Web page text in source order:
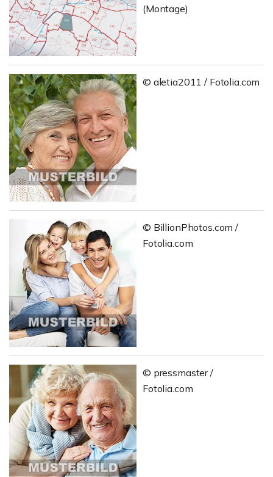
(Montage)
© aletia2011 / Fotolia.com
© BillionPhotos.com /
Fotolia.com
© pressmaster /
Fotolia.com